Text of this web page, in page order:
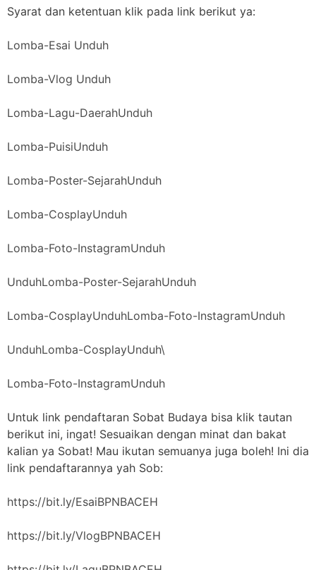
Syarat dan ketentuan klik pada link berikut ya:
Lomba-Esai Unduh
Lomba-Vlog Unduh
Lomba-Lagu-DaerahUnduh
Lomba-PuisiUnduh
Lomba-Poster-SejarahUnduh
Lomba-CosplayUnduh
Lomba-Foto-InstagramUnduh
UnduhLomba-Poster-SejarahUnduh
Lomba-CosplayUnduhLomba-Foto-InstagramUnduh
UnduhLomba-CosplayUnduh\
Lomba-Foto-InstagramUnduh
Untuk link pendaftaran Sobat Budaya bisa klik tautan
berikut ini, ingat! Sesuaikan dengan minat dan bakat
kalian ya Sobat! Mau ikutan semuanya juga boleh! Ini dia
link pendaftarannya yah Sob:
https://bit.ly/EsaiBPNBACEH
https://bit.ly/VlogBPNBACEH